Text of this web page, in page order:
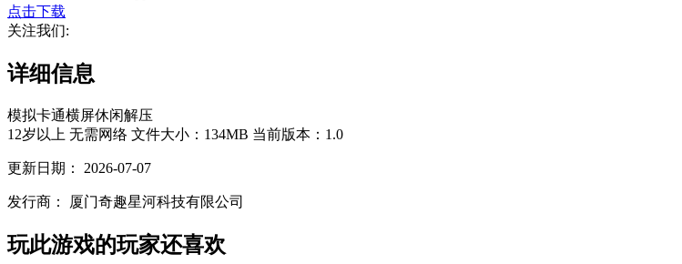
点击下载
关注我们:
详细信息
模拟卡通横屏休闲解压
12岁以上 无需网络 文件大小：134MB 当前版本：1.0
更新日期： 2026-07-07
发行商： 厦门奇趣星河科技有限公司
玩此游戏的玩家还喜欢